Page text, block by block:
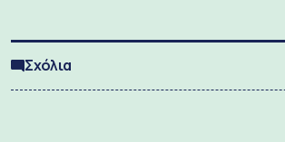
Σχόλια